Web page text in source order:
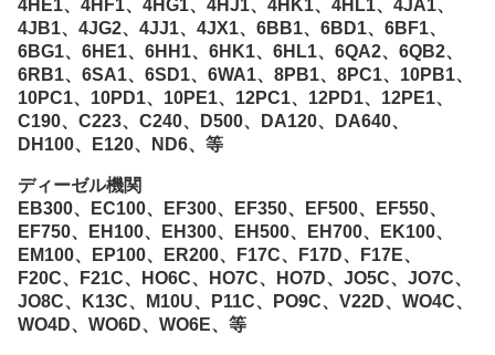
4HE1、4HF1、4HG1、4HJ1、4HK1、4HL1、4JA1、
4JB1、4JG2、4JJ1、4JX1、6BB1、6BD1、6BF1、
6BG1、6HE1、6HH1、6HK1、6HL1、6QA2、6QB2、
6RB1、6SA1、6SD1、6WA1、8PB1、8PC1、10PB1、
10PC1、10PD1、10PE1、12PC1、12PD1、12PE1、
C190、C223、C240、D500、DA120、DA640、
DH100、E120、ND6、等
ディーゼル機関
EB300、EC100、EF300、EF350、EF500、EF550、
EF750、EH100、EH300、EH500、EH700、EK100、
EM100、EP100、ER200、F17C、F17D、F17E、
F20C、F21C、HO6C、HO7C、HO7D、JO5C、JO7C、
JO8C、K13C、M10U、P11C、PO9C、V22D、WO4C、
WO4D、WO6D、WO6E、等